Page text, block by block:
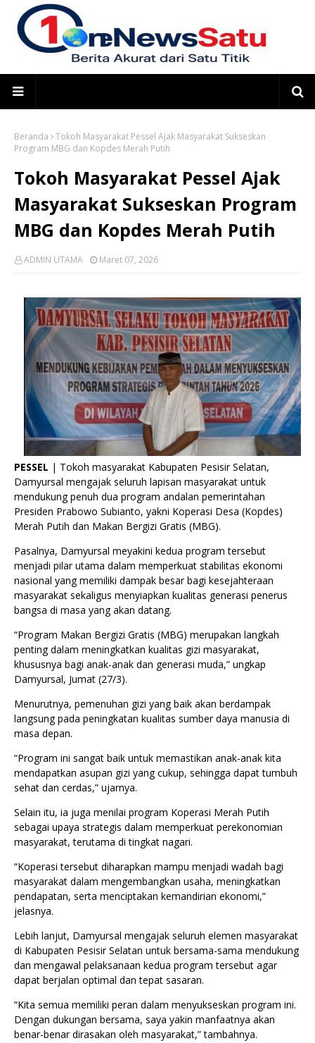
Beranda
Tokoh Masyarakat Pessel Ajak Masyarakat Sukseskan
Program MBG dan Kopdes Merah Putih
Tokoh Masyarakat Pessel Ajak
Masyarakat Sukseskan Program
MBG dan Kopdes Merah Putih
ADMIN UTAMA Maret 07, 2026
PESSEL | Tokoh masyarakat Kabupaten Pesisir Selatan,
Damyursal mengajak seluruh lapisan masyarakat untuk
mendukung penuh dua program andalan pemerintahan
Presiden Prabowo Subianto, yakni Koperasi Desa (Kopdes)
Merah Putih dan Makan Bergizi Gratis (MBG).
Pasalnya, Damyursal meyakini kedua program tersebut
menjadi pilar utama dalam memperkuat stabilitas ekonomi
nasional yang memiliki dampak besar bagi kesejahteraan
masyarakat sekaligus menyiapkan kualitas generasi penerus
bangsa di masa yang akan datang.
“Program Makan Bergizi Gratis (MBG) merupakan langkah
penting dalam meningkatkan kualitas gizi masyarakat,
khususnya bagi anak-anak dan generasi muda,” ungkap
Damyursal, Jumat (27/3).
Menurutnya, pemenuhan gizi yang baik akan berdampak
langsung pada peningkatan kualitas sumber daya manusia di
masa depan.
“Program ini sangat baik untuk memastikan anak-anak kita
mendapatkan asupan gizi yang cukup, sehingga dapat tumbuh
sehat dan cerdas,” ujarnya.
Selain itu, ia juga menilai program Koperasi Merah Putih
sebagai upaya strategis dalam memperkuat perekonomian
masyarakat, terutama di tingkat nagari.
“Koperasi tersebut diharapkan mampu menjadi wadah bagi
masyarakat dalam mengembangkan usaha, meningkatkan
pendapatan, serta menciptakan kemandirian ekonomi,”
jelasnya.
Lebih lanjut, Damyursal mengajak seluruh elemen masyarakat
di Kabupaten Pesisir Selatan untuk bersama-sama mendukung
dan mengawal pelaksanaan kedua program tersebut agar
dapat berjalan optimal dan tepat sasaran.
“Kita semua memiliki peran dalam menyukseskan program ini.
Dengan dukungan bersama, saya yakin manfaatnya akan
benar-benar dirasakan oleh masyarakat,” tambahnya.